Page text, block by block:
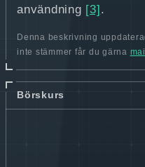
användning [3] .
Denna beskrivning
inte stämmer får du gärna
Börskurs